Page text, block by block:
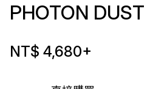
PHOTON DUST
NT$ 4,680+